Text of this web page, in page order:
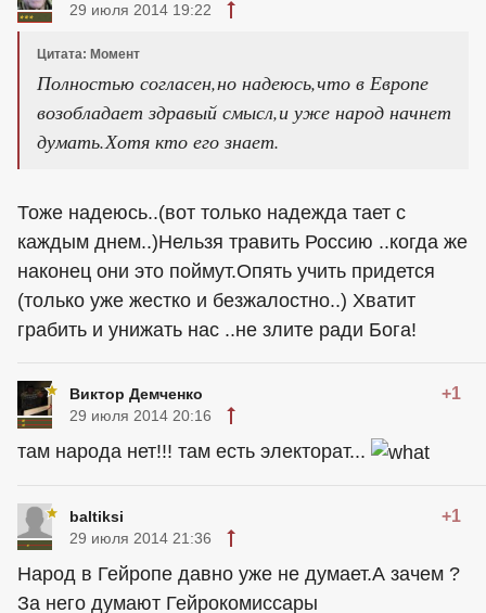
29 июля 2014 19:22
Цитата: Момент
Полностью согласен,но надеюсь,что в Европе
возобладает здравый смысл,и уже народ начнет
думать.Хотя кто его знает.
Тоже надеюсь..(вот только надежда тает с
каждым днем..)Нельзя травить Россию ..когда же
наконец они это поймут.Опять учить придется
(только уже жестко и безжалостно..) Хватит
грабить и унижать нас ..не злите ради Бога!
Виктор Демченко +1
29 июля 2014 20:16
там народа нет!!! там есть электорат...
baltiksi +1
29 июля 2014 21:36
Народ в Гейропе давно уже не думает.А зачем ?
За него думают Гейрокомиссары